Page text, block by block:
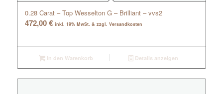
0.28 Carat – Top Wesselton G – Brilliant – vvs2
472,00€ inkl. 19% MwSt. & zzgl. Versandkosten
In den Warenkorb Details anzeigen